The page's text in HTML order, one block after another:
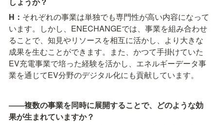
H： それぞれの事業は単独でも専門性が高い内容になって
います。しかし、ENECHANGEでは、事業を組み合わせ
ることで、知見やリソースを相互に活かし、より大きな
成果を生むことができます。また、かつて手掛けていた
EV充電事業で培った経験を活かし、エネルギーデータ事
業を通じてEV分野のデジタル化にも貢献しています。
――複数の事業を同時に展開することで、どのような効
果が生まれていますか？